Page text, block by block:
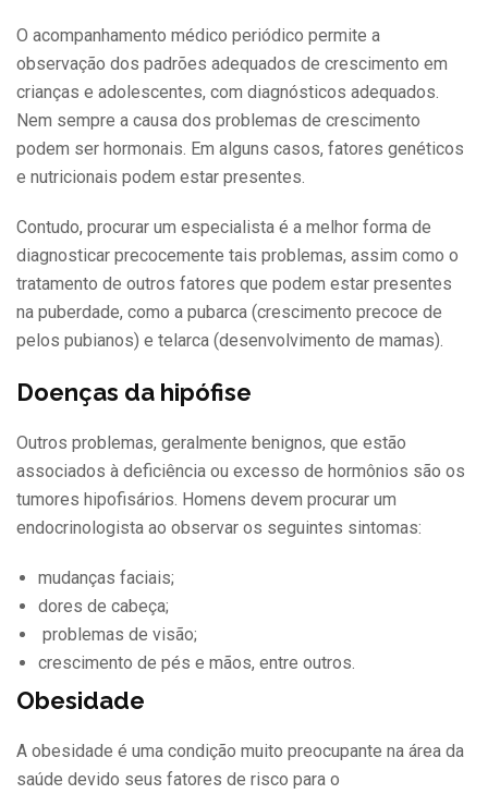
O acompanhamento médico periódico permite a
observação dos padrões adequados de crescimento em
crianças e adolescentes, com diagnósticos adequados.
Nem sempre a causa dos problemas de crescimento
podem ser hormonais. Em alguns casos, fatores genéticos
e nutricionais podem estar presentes.
Contudo, procurar um especialista é a melhor forma de
diagnosticar precocemente tais problemas, assim como o
tratamento de outros fatores que podem estar presentes
na puberdade, como a pubarca (crescimento precoce de
pelos pubianos) e telarca (desenvolvimento de mamas).
Doenças da hipófise
Outros problemas, geralmente benignos, que estão
associados à deficiência ou excesso de hormônios são os
tumores hipofisários. Homens devem procurar um
endocrinologista ao observar os seguintes sintomas:
mudanças faciais;
dores de cabeça;
problemas de visão;
crescimento de pés e mãos, entre outros.
Obesidade
A obesidade é uma condição muito preocupante na área da
saúde devido seus fatores de risco para o